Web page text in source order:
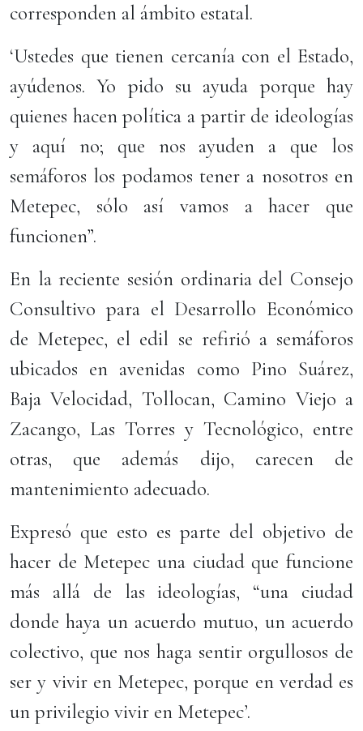
corresponden al ámbito estatal.
‘Ustedes que tienen cercanía con el Estado,
ayúdenos. Yo pido su ayuda porque hay
quienes hacen política a partir de ideologías
y aquí no; que nos ayuden a que los
semáforos los podamos tener a nosotros en
Metepec, sólo así vamos a hacer que
funcionen”.
En la reciente sesión ordinaria del Consejo
Consultivo para el Desarrollo Económico
de Metepec, el edil se refirió a semáforos
ubicados en avenidas como Pino Suárez,
Baja Velocidad, Tollocan, Camino Viejo a
Zacango, Las Torres y Tecnológico, entre
otras, que además dijo, carecen de
mantenimiento adecuado.
Expresó que esto es parte del objetivo de
hacer de Metepec una ciudad que funcione
más allá de las ideologías, “una ciudad
donde haya un acuerdo mutuo, un acuerdo
colectivo, que nos haga sentir orgullosos de
ser y vivir en Metepec, porque en verdad es
un privilegio vivir en Metepec’.